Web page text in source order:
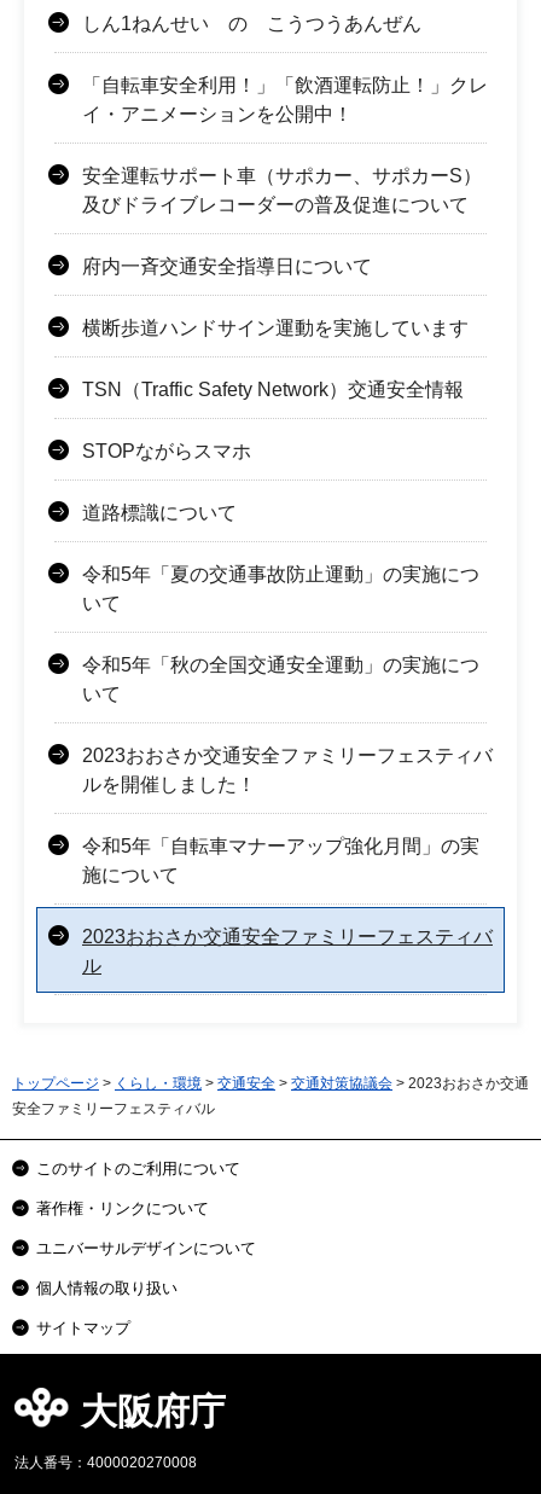
しん1ねんせい の こうつうあんぜん
「自転車安全利用！」「飲酒運転防止！」クレ
イ・アニメーションを公開中！
安全運転サポート車（サポカー、サポカーS）
及びドライブレコーダーの普及促進について
府内一斉交通安全指導日について
横断歩道ハンドサイン運動を実施しています
TSN（Traffic Safety Network）交通安全情報
STOPながらスマホ
道路標識について
令和5年「夏の交通事故防止運動」の実施につ
いて
令和5年「秋の全国交通安全運動」の実施につ
いて
2023おおさか交通安全ファミリーフェスティバ
ルを開催しました！
令和5年「自転車マナーアップ強化月間」の実
施について
2023おおさか交通安全ファミリーフェスティバ
ル
トップページ > くらし・環境 > 交通安全 > 交通対策協議会 > 2023おおさか交通
安全ファミリーフェスティバル
このサイトのご利用について
著作権・リンクについて
ユニバーサルデザインについて
個人情報の取り扱い
サイトマップ
大阪府庁
法人番号：4000020270008